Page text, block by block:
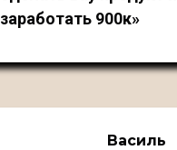
заработать 900к»
Василь